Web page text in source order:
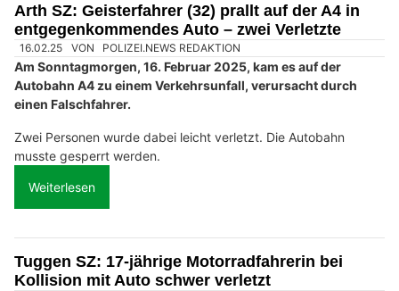
Arth SZ: Geisterfahrer (32) prallt auf der A4 in
entgegenkommendes Auto – zwei Verletzte
16.02.25 VON POLIZEI.NEWS REDAKTION
Am Sonntagmorgen, 16. Februar 2025, kam es auf der
Autobahn A4 zu einem Verkehrsunfall, verursacht durch
einen Falschfahrer.
Zwei Personen wurde dabei leicht verletzt. Die Autobahn
musste gesperrt werden.
Weiterlesen
Tuggen SZ: 17-jährige Motorradfahrerin bei
Kollision mit Auto schwer verletzt